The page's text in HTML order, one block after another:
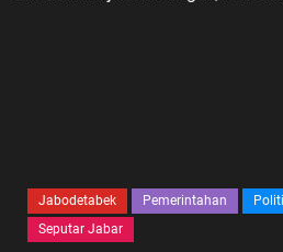
Jabodetabek Pemerintahan
Seputar Jabar